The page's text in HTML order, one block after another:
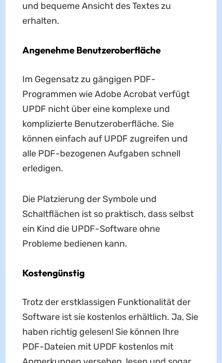
und bequeme Ansicht des Textes zu
erhalten.
Angenehme Benutzeroberfläche
Im Gegensatz zu gängigen PDF-
Programmen wie Adobe Acrobat verfügt
UPDF nicht über eine komplexe und
komplizierte Benutzeroberfläche. Sie
können einfach auf UPDF zugreifen und
alle PDF-bezogenen Aufgaben schnell
erledigen.
Die Platzierung der Symbole und
Schaltflächen ist so praktisch, dass selbst
ein Kind die UPDF-Software ohne
Probleme bedienen kann.
Kostengünstig
Trotz der erstklassigen Funktionalität der
Software ist sie kostenlos erhältlich. Ja, Sie
haben richtig gelesen! Sie können Ihre
PDF-Dateien mit UPDF kostenlos mit